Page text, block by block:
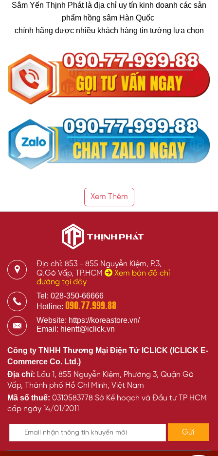
Sâm Yến Thịnh Phát là địa chỉ uy tín kinh doanh các sản
phẩm hồng sâm Hàn Quốc
chính hãng được nhiều khách hàng tin tưởng lựa chọn
Xem Thêm
Địa chỉ: 853 - 855 Nguyễn Kiệm, P.3,
Q.Gò Vấp, TP.HCM
Xem bản đồ chỉ
đường tại đây
Tel: 028-350-66666
Hotline: 090.77.999.88
Website: https://koreastore.vn/
Email: hientt@iclick.vn
Công ty TNHH Thương Mại Điện Tử ICLICK (ICLICK E-
Commerce Co. Ltd.)
Địa chỉ: Lầu 1, 855 Nguyễn Kiệm, Phường 3, Quận Gò
Vấp, Thành phố Hồ Chí Minh, Việt Nam
Mã số thuế: 0310583778 Sở Kế hoạch và Đầu tư TP HCM
cấp ngày 14/01/2011